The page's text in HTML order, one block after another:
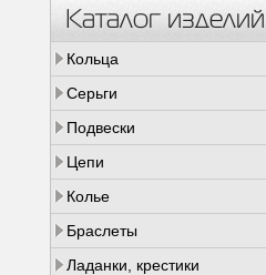
Каталог изделий
Кольца
Серьги
Подвески
Цепи
Колье
Браслеты
Ладанки, крестики